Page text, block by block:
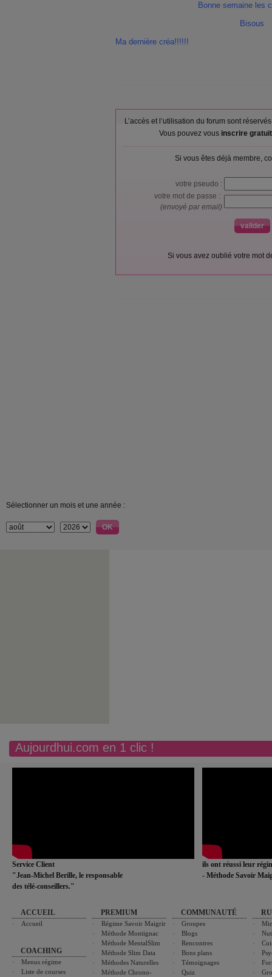
Bonne semaine les
Bisous
Ma dernière créa!!!!!!
L’accès et l’utilisation du forum sont
Vous pouvez vous inscrire
Si vous êtes déjà membre,
votre pseudo :
votre mot de passe :
(envoyé par email)
Si vous avez oublié votre mot
Sélectionner un mois et une année :
Aujourdhui.com en 1 clic !
Service Client
"Jean-Michel Berille, le responsable
des télé-conseillers."
ils ont réussi leur
- Méthode Savoir
ACCUEIL
Accueil
COACHING
Menus régime
Liste de courses
PREMIUM
Régime Savoir Maigrir
Méthode Montignac
Méthode MentalSlim
Méthode Slim Data
Méthodes Naturelles
Méthode Chrono-
COMMUNAUTÉ
Groupes
Blogs
Rencontres
Bons plans
Témoignages
Quiz